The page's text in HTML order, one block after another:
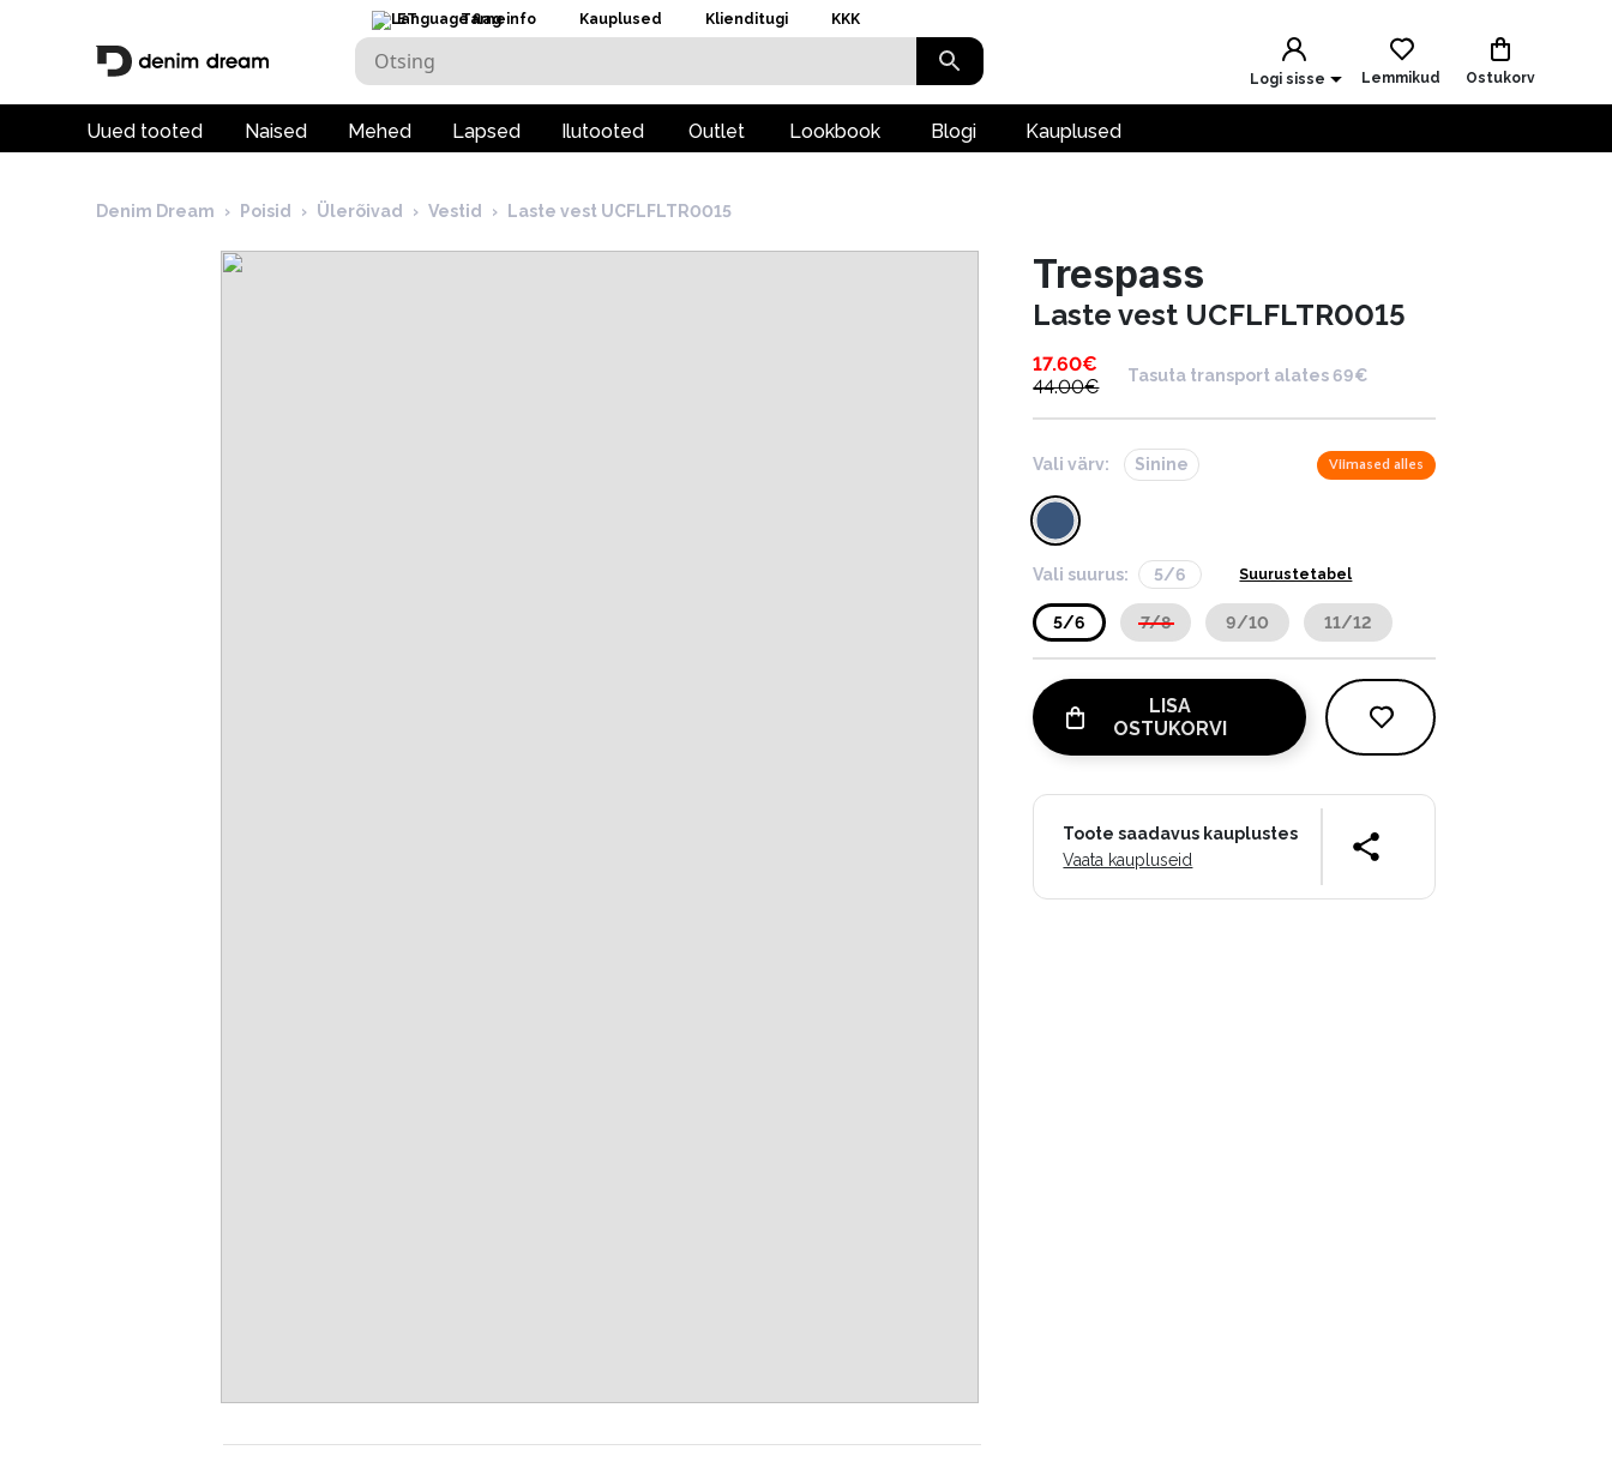
ET Tarneinfo Kauplused Klienditugi KKK
Logi sisse Lemmikud Ostukorv
Uued tooted Naised Mehed Lapsed Ilutooted Outlet Lookbook Blogi Kauplused
Denim Dream › Poisid › Ülerõivad › Vestid › Laste vest UCFLFLTR0015
Trespass
Laste vest UCFLFLTR0015
17.60€
44.00€
Tasuta transport alates 69€
Vali värv: Sinine Viimased alles
Vali suurus: 5/6 Suurustetabel
5/6 7/8 9/10 11/12
LISA
OSTUKORVI
Toote saadavus kauplustes
Vaata kaupluseid